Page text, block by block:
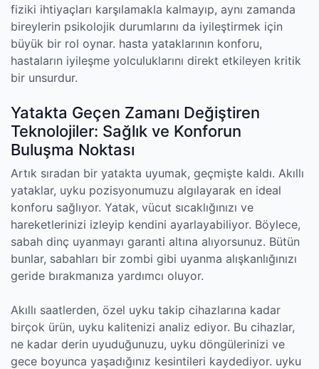
fiziki ihtiyaçları karşılamakla kalmayıp, aynı zamanda
bireylerin psikolojik durumlarını da iyileştirmek için
büyük bir rol oynar. hasta yataklarının konforu,
hastaların iyileşme yolculuklarını direkt etkileyen kritik
bir unsurdur.
Yatakta Geçen Zamanı Değiştiren
Teknolojiler: Sağlık ve Konforun
Buluşma Noktası
Artık sıradan bir yatakta uyumak, geçmişte kaldı. Akıllı
yataklar, uyku pozisyonumuzu algılayarak en ideal
konforu sağlıyor. Yatak, vücut sıcaklığınızı ve
hareketlerinizi izleyip kendini ayarlayabiliyor. Böylece,
sabah dinç uyanmayı garanti altına alıyorsunuz. Bütün
bunlar, sabahları bir zombi gibi uyanma alışkanlığınızı
geride bırakmanıza yardımcı oluyor.
Akıllı saatlerden, özel uyku takip cihazlarına kadar
birçok ürün, uyku kalitenizi analiz ediyor. Bu cihazlar,
ne kadar derin uyuduğunuzu, uyku döngülerinizi ve
gece boyunca yaşadığınız kesintileri kaydediyor. uyku